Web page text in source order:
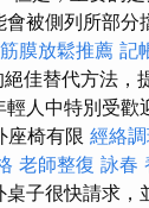
會被側列所部
膜放鬆推薦 記
佳替代方法，
人中特別受歡
座椅有限 經絡
老師整復 詠春
子很快請求，